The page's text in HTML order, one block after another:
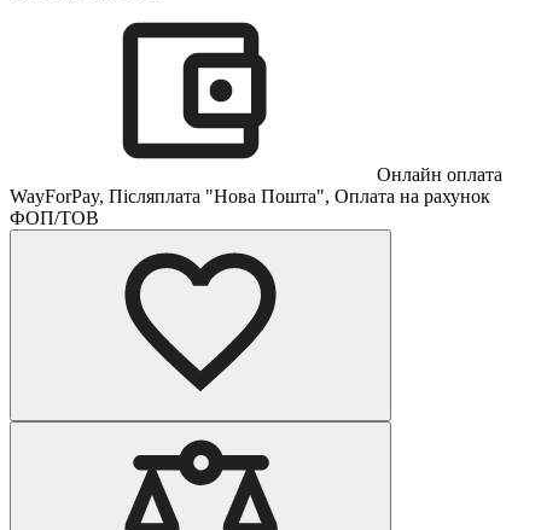
Онлайн оплата
WayForPay, Післяплата "Нова Пошта", Оплата на рахунок
ФОП/ТОВ